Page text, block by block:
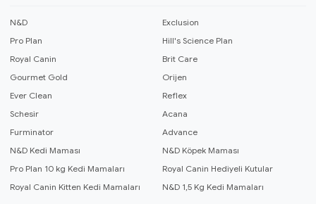
N&D
Exclusion
Pro Plan
Hill's Science Plan
Royal Canin
Brit Care
Gourmet Gold
Orijen
Ever Clean
Reflex
Schesir
Acana
Furminator
Advance
N&D Kedi Maması
N&D Köpek Maması
Pro Plan 10 kg Kedi Mamaları
Royal Canin Hediyeli Kutular
Royal Canin Kitten Kedi Mamaları
N&D 1,5 Kg Kedi Mamaları